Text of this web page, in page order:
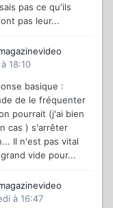
pas ce qu'ils
pas leur...
18:10
basique :
de le fréquenter
pourrait (j'ai bien
cas ) s'arrêter
Il n'est pas vital
vide pour...
à 16:47